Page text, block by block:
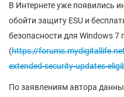
В Интернете уже появились
обойти защиту ESU и
безопасности для Windows 7
(https://
extended-security-updates-
По заявлениям автора